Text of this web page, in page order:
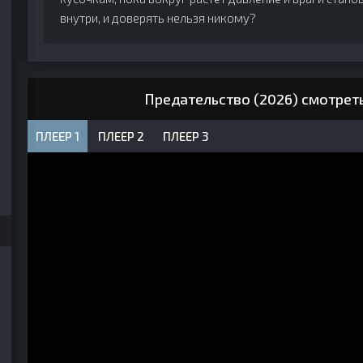
внутри, и доверять нельзя никому?
Предательство (2026)
ПЛЕЕР 1 ПЛЕЕР 2 ПЛЕЕР 3